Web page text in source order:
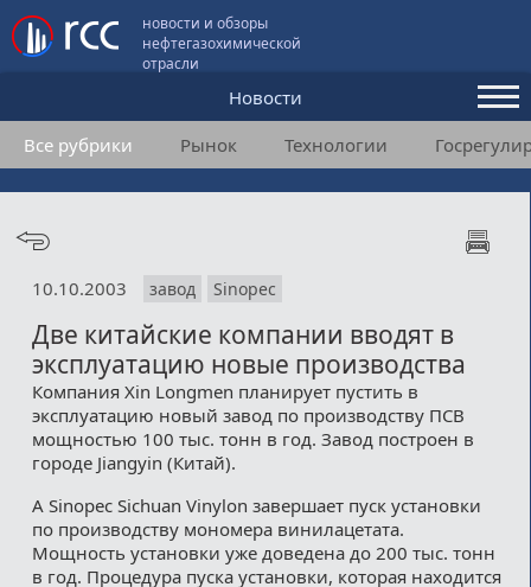
новости и обзоры
нефтегазохимической
отрасли
Новости
Аналитика и мнения
Конференции
Подписка
Пользовательское соглашение
Медиакит
Все рубрики Рынок Технологии
10.10.2003 завод Sinopec
Две китайские компании вводят в
эксплуатацию новые производства
Компания Xin Longmen планирует пустить в
эксплуатацию новый завод по производству ПСВ
мощностью 100 тыс. тонн в год. Завод построен в
городе Jiangyin (Китай).
А Sinopec Sichuan Vinylon завершает пуск установки
по производству мономера винилацетата.
Мощность установки уже доведена до 200 тыс. тонн
в год. Процедура пуска установки, которая находится